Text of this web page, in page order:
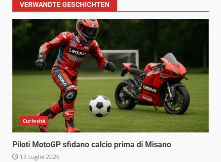
VERWANDTE GESCHICHTEN
Curiosità
Piloti MotoGP sfidano calcio prima di Misano
13 Luglio 2026